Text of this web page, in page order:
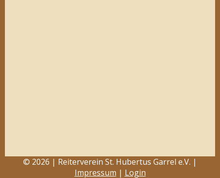
© 2026 | Reiterverein St. Hubertus Garrel e.V. |
Impressum | Login